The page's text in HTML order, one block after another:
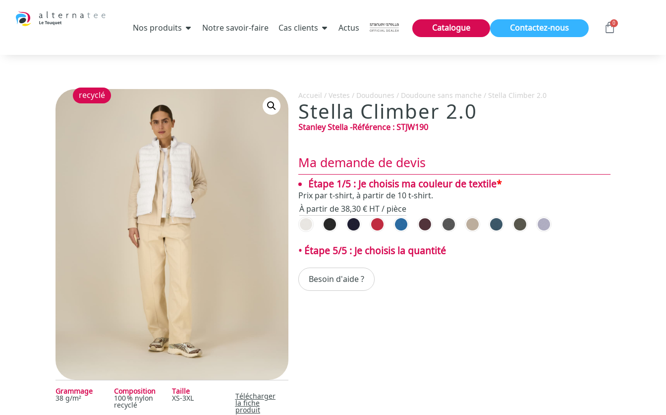
Nos produits Notre savoir-faire Cas clients Actus Catalogue Contactez-nous 0
recyclé
Grammage
38 g/m²
Composition
100 % nylon
recyclé
Taille
XS-3XL Télécharger
la fiche
produit
Accueil /Vestes / Doudounes / Doudoune sans manche / Stella Climber 2.0
Stella Climber 2.0
Stanley Stella-Référence :STJW190
Ma demande de devis
*
Étape 1/5 : Je choisis ma couleur de textile
Prix par t-shirt, à partir de 10 t-shirt.
À partir de 38,30 € HT / pièce
Besoin d'aide ?